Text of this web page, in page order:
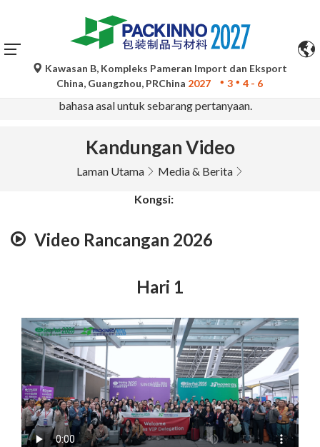
Terjemahan automatik oleh Google Translate adalah untuk
rujukan sahaja dan mungkin tidak tepat. Sila rujuk versi
bahasa asal untuk sebarang pertanyaan.
Kawasan B, Kompleks Pameran Import dan Eksport
China, Guangzhou, PRChina 2027 3 4 - 6
Kandungan Video
Laman Utama Media & Berita
Kongsi:
Video Rancangan 2026
Hari 1